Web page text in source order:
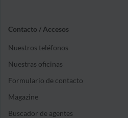
Contacto / Accesos
Nuestros teléfonos
Nuestras oficinas
Formulario de contacto
Magazine
Buscador de agentes